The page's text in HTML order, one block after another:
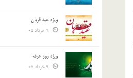
ویژه عید قربان
ویژه روز عرفه